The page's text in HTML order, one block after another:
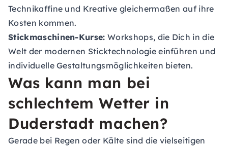
Technikaffine und Kreative gleichermaßen auf ihre
Kosten kommen.
Stickmaschinen-Kurse: Workshops, die Dich in die
Welt der modernen Sticktechnologie einführen und
individuelle Gestaltungsmöglichkeiten bieten.
Was kann man bei
schlechtem Wetter in
Duderstadt machen?
Gerade bei Regen oder Kälte sind die vielseitigen